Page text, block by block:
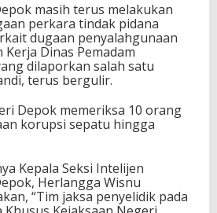
masih terus melakukan
perkara tindak pidana
dugaan penyalahgunaan
Dinas Pemadam
dilaporkan salah satu
terus bergulir.
Depok memeriksa 10 orang
korupsi sepatu hingga
Kepala Seksi Intelijen
Herlangga Wisnu
“Tim jaksa penyelidik pada